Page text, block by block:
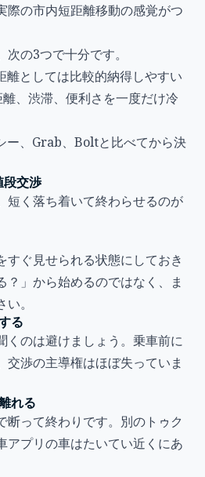
際の市内短距離移動の感覚がつ
の3つで十分です。
離としては比較的納得しやすい
離、渋滞、便利さを一度だけ冷
ー、Grab、Boltと比べてから決
段交渉
短く落ち着いて終わらせるのが
すぐ見せられる状態にしておき
？」から始めるのではなく、ま
。
る
くのは避けましょう。乗車前に
交渉の主導権はほぼ失っていま
れる
断って終わりです。別のトゥク
アプリの車はたいてい近くにあ